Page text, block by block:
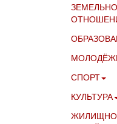
СПОРТ
КУЛЬТУРА